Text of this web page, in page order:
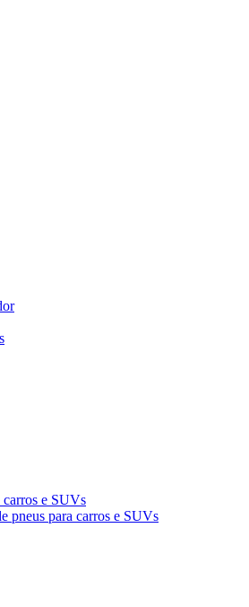
carros e SUVs
pneus para carros e SUVs